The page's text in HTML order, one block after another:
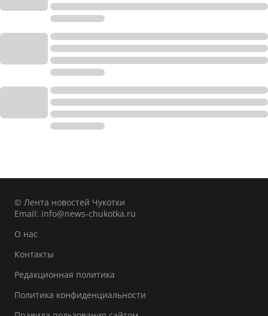
© Лента новостей Чукотки
Email: info@news-chukotka.ru
О нас
Контакты
Редакционная политика
Политика конфиденциальности